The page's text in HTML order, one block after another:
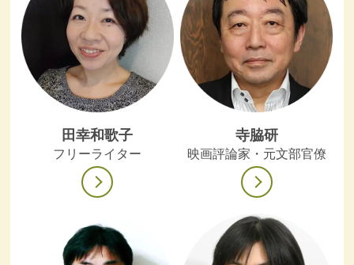
田幸和歌子
フリーライター
寺脇研
映画評論家・元文部官僚